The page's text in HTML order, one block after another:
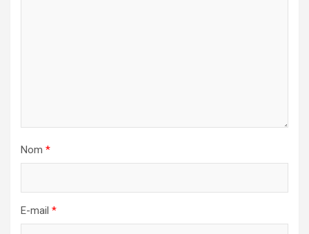
Nom *
E-mail *